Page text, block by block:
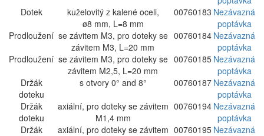
Dotek
kuželovitý z kalené oceli,
ø8 mm, L=8 mm
00760183 Nezávazná
poptávka
Prodloužení se závitem M3, pro doteky se
závitem M3, L=20 mm
00760184 Nezávazná
poptávka
Prodloužení se závitem M3, pro doteky se
závitem M2,5, L=20 mm
00760185 Nezávazná
poptávka
Držák
doteku
s otvory 0° and 8° 00760187 Nezávazná
poptávka
Držák
doteku
axiální, pro doteky se závitem
M1,4 mm
00760194 Nezávazná
poptávka
Držák
axiální, pro doteky se závitem 00760195 Nezávazná